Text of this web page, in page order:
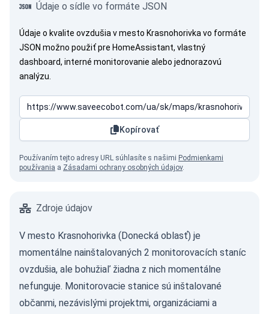
Údaje o sídle vo formáte JSON
Údaje o kvalite ovzdušia v mesto Krasnohorivka vo formáte
JSON možno použiť pre HomeAssistant, vlastný
dashboard, interné monitorovanie alebo jednorazovú
analýzu.
Kopírovať
Používaním tejto adresy URL súhlasíte s našimi Podmienkami
používania a Zásadami ochrany osobných údajov.
Zdroje údajov
V mesto Krasnohorivka (Donecká oblasť) je
momentálne nainštalovaných 2 monitorovacích staníc
ovzdušia, ale bohužiaľ žiadna z nich momentálne
nefunguje. Monitorovacie stanice sú inštalované
občanmi, nezávislými projektmi, organizáciami a